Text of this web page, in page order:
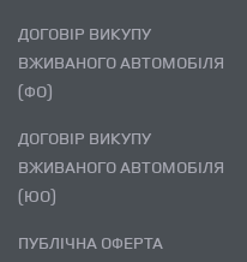
ДОГОВІР ВИКУПУ
ВЖИВАНОГО АВТОМОБІЛЯ
(ФО)
ДОГОВІР ВИКУПУ
ВЖИВАНОГО АВТОМОБІЛЯ
(ЮО)
ПУБЛІЧНА ОФЕРТА